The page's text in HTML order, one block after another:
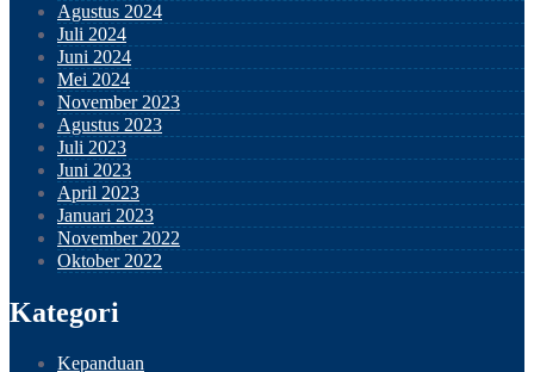
Agustus 2024
Juli 2024
Juni 2024
Mei 2024
November 2023
Agustus 2023
Juli 2023
Juni 2023
April 2023
Januari 2023
November 2022
Oktober 2022
Kategori
Kepanduan